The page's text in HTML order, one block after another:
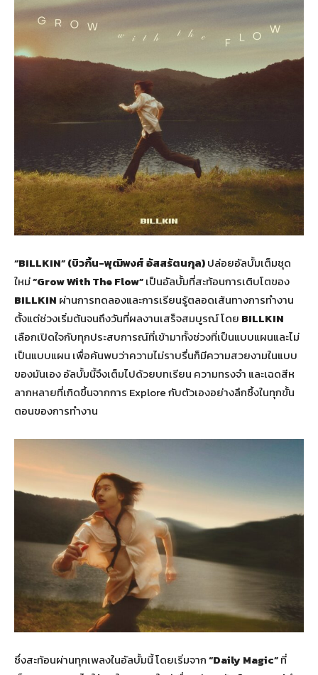
“BILLKIN” (บิวกิ้น-พุฒิพงศ์ อัสสรัตนกุล)ปล่อยอัลบั้มเต็มชุด
ใหม่“Grow With The Flow”เป็นอัลบั้มที่สะท้อนการเติบโตของ
BILLKIN ผ่านการทดลองและการเรียนรู้ตลอดเส้นทางการทำงาน
ตั้งแต่ช่วงเริ่มต้นจนถึงวันที่ผลงานเสร็จสมบูรณ์ โดย BILLKIN
เลือกเปิดใจกับทุกประสบการณ์ที่เข้ามาทั้งช่วงที่เป็นแบบแผนและไม่
เป็นแบบแผน เพื่อค้นพบว่าความไม่ราบรื่นก็มีความสวยงามในแบบ
ของมันเอง อัลบั้มนี้จึงเต็มไปด้วยบทเรียน ความทรงจำ และเฉดสีห
ลากหลายที่เกิดขึ้นจากการ Explore กับตัวเองอย่างลึกซึ้งในทุกขั้น
ตอนของการทำงาน
ซึ่งสะท้อนผ่านทุกเพลงในอัลบั้มนี้ โดยเริ่มจาก“Daily Magic”ที่